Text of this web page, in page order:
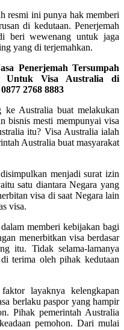
resmi ini punya hak memberi
di kedutaan. Penerjemah
beri wewenang untuk jaga
yang di terjemahkan.
Penerjemah Tersumpah
Untuk Visa Australia di
2768 8883
ke Australia buat melakukan
bisnis mesti mempunyai visa
itu? Visa Australia ialah
Australia buat masyarakat
menjadi surat izin
satu diantara Negara yang
visa di saat Negara lain
visa.
memberi kebijakan bagi
menerbitkan visa berdasar
itu. Tidak selama-lamanya
terima oleh pihak kedutaan
layaknya kelengkapan
berlaku paspor yang hampir
Pihak pemerintah Australia
pemohon. Dari mulai